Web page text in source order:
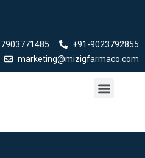
+91-9023792855
marketing@mizigfarmaco.com
Menu